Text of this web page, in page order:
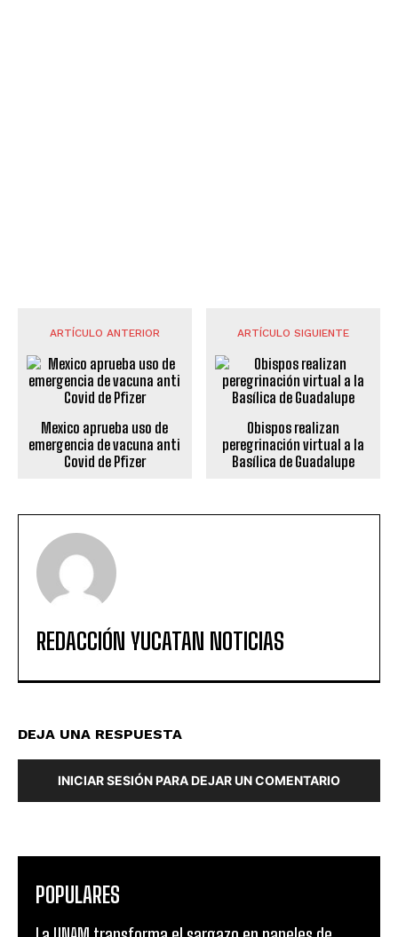
ARTÍCULO ANTERIOR
Mexico aprueba uso de
emergencia de vacuna anti
Covid de Pfizer
ARTÍCULO SIGUIENTE
Obispos realizan
peregrinación virtual a la
Basílica de Guadalupe
REDACCIÓN YUCATAN NOTICIAS
DEJA UNA RESPUESTA
INICIAR SESIÓN PARA DEJAR UN COMENTARIO
POPULARES